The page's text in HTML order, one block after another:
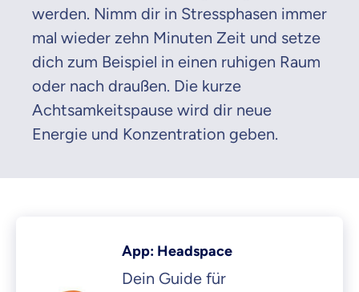
werden. Nimm dir in Stressphasen immer
mal wieder zehn Minuten Zeit und setze
dich zum Beispiel in einen ruhigen Raum
oder nach draußen. Die kurze
Achtsamkeitspause wird dir neue
Energie und Konzentration geben.
App: Headspace
Dein Guide für